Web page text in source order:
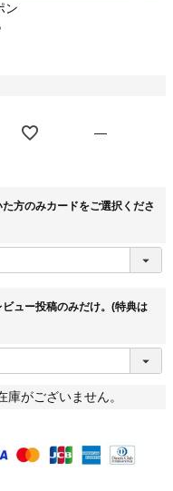
ン
—
方のみカードをご選択くださ
ュー投稿のみだけ。(特典は
がございません。